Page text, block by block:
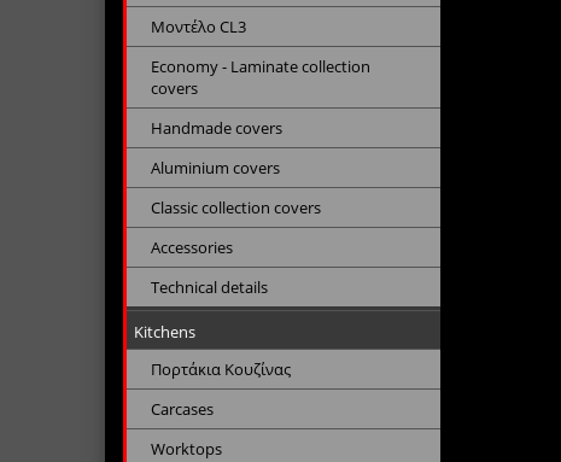
Μοντέλο CL3
Economy - Laminate collection
covers
Handmade covers
Aluminium covers
Classic collection covers
Accessories
Technical details
Kitchens
Πορτάκια Κουζίνας
Carcases
Worktops